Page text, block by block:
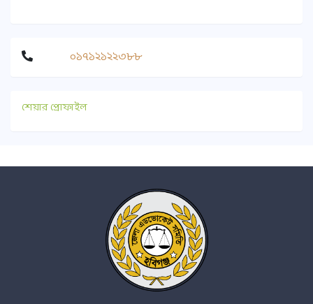
০১৭১২১২২৩৮৮
শেয়ার প্রোফাইল